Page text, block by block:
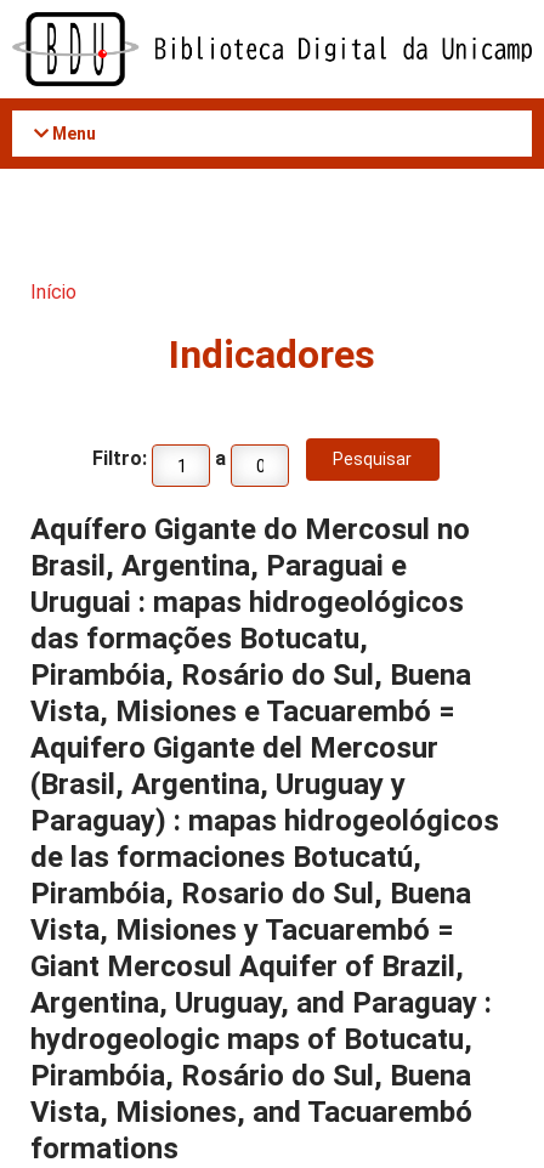
Acessar
conteúdo
Menu
Início
Indicadores
Filtro: a
Aquífero Gigante do Mercosul no
Brasil, Argentina, Paraguai e
Uruguai : mapas hidrogeológicos
das formações Botucatu,
Pirambóia, Rosário do Sul, Buena
Vista, Misiones e Tacuarembó =
Aquifero Gigante del Mercosur
(Brasil, Argentina, Uruguay y
Paraguay) : mapas hidrogeológicos
de las formaciones Botucatú,
Pirambóia, Rosario do Sul, Buena
Vista, Misiones y Tacuarembó =
Giant Mercosul Aquifer of Brazil,
Argentina, Uruguay, and Paraguay :
hydrogeologic maps of Botucatu,
Pirambóia, Rosário do Sul, Buena
Vista, Misiones, and Tacuarembó
formations